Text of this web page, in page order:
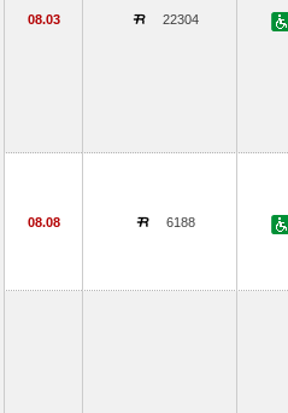
08.03 22304
08.08 6188